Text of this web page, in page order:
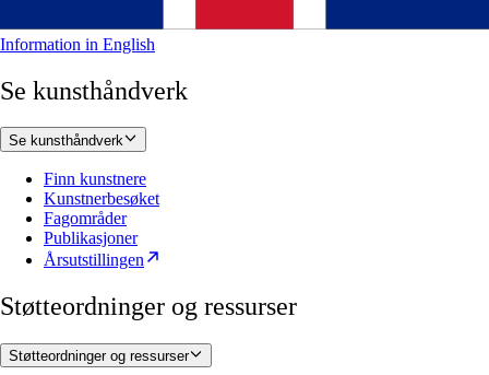
Information in English
Se kunsthåndverk
Se kunsthåndverk
Finn kunstnere
Kunstnerbesøket
Fagområder
Publikasjoner
Årsutstillingen
Støtteordninger og ressurser
Støtteordninger og ressurser